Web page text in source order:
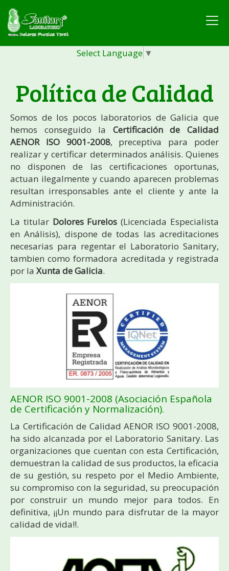
Select Language ▼
Política de Calidad
Somos de los pocos laboratorios de Galicia que
hemos conseguido la Certificación de Calidad
AENOR ISO 9001-2008, preceptiva para poder
realizar y certificar determinados análisis. Quienes
no disponen de las certificaciones oportunas,
actuan ilegalmente y cuando aparecen problemas
resultan irresponsables ante el cliente y ante la
Administración.
La titular Dolores Furelos (Licenciada Especialista
en Análisis), dispone de todas las acreditaciones
necesarias para regentar el Laboratorio Sanitary,
tambien como formadora acreditada y registrada
por la Xunta de Galicia.
AENOR ISO 9001-2008 (Asociación Española
de Certificación y Normalización).
La Certificación de Calidad AENOR ISO 9001-2008,
ha sido alcanzada por el Laboratorio Sanitary. Las
organizaciones que cuentan con esta Certificación,
demuestran la calidad de sus productos, la eficacia
de su gestión, su respeto por el Medio Ambiente,
su compromiso con la seguridad, su preocupación
por construir un mundo mejor para todos. En
definitiva, ¡¡Un mundo para disfrutar de la mayor
calidad de vida!!.